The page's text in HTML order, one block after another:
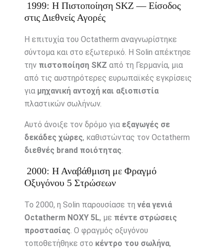
1999: Η Πιστοποίηση SKZ — Είσοδος
στις Διεθνείς Αγορές
Η επιτυχία του Octatherm αναγνωρίστηκε
σύντομα και στο εξωτερικό. Η Solin απέκτησε
την πιστοποίηση SKZ από τη Γερμανία, μια
από τις αυστηρότερες ευρωπαϊκές εγκρίσεις
για μηχανική αντοχή και αξιοπιστία
πλαστικών σωλήνων.
Αυτό άνοιξε τον δρόμο για εξαγωγές σε
δεκάδες χώρες, καθιστώντας τον Octatherm
διεθνές brand ποιότητας.
2000: Η Αναβάθμιση με Φραγμό
Οξυγόνου 5 Στρώσεων
Το 2000, η Solin παρουσίασε τη νέα γενιά
Octatherm NOXY 5L, με πέντε στρώσεις
προστασίας. Ο φραγμός οξυγόνου
τοποθετήθηκε στο κέντρο του σωλήνα,